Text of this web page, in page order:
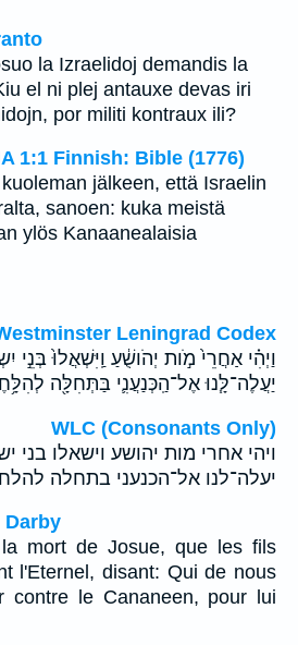
la Izraelidoj demandis la
el ni plej antauxe devas iri
por militi kontraux ili?
1:1 Finnish: Bible (1776)
jälkeen, että Israelin
sanoen: kuka meistä
ylös Kanaanealaisia
Leningrad Codex
וַיְהִ֗י אַחֲרֵי֙ מֹ֣ות יְהֹושֻׁ֔עַ וַֽיִּשְׁאֲלוּ֙ בְּנֵ֣י
יַעֲלֶה־לָּ֧נוּ אֶל־הַֽכְּנַעֲנִ֛י בַּתְּחִלָּ֖ה
WLC (Consonants Only)
ויהי אחרי מות יהושע וישאלו בני
יעלה־לנו אל־הכנעני בתחלה
Darby
mort de Josue, que les fils
l'Eternel, disant: Qui de nous
contre le Cananeen, pour lui